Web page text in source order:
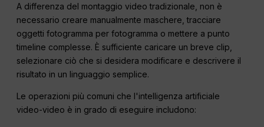
A differenza del montaggio video tradizionale, non è
necessario creare manualmente maschere, tracciare
oggetti fotogramma per fotogramma o mettere a punto
timeline complesse. È sufficiente caricare un breve clip,
selezionare ciò che si desidera modificare e descrivere il
risultato in un linguaggio semplice.
Le operazioni più comuni che l'intelligenza artificiale
video-video è in grado di eseguire includono: